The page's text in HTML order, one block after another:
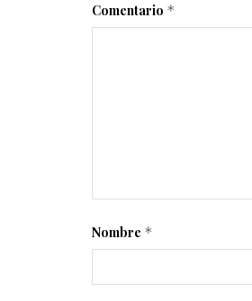
Comentario *
Nombre *